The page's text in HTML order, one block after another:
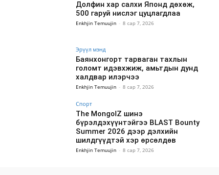
Долфин хар салхи Японд дөхөж,
500 гаруй нислэг цуцлагдлаа
Enkhjin Temuujin - 8 сар 7, 2026
Эрүүл мэнд
Баянхонгорт тарваган тахлын
голомт идэвхжиж, амьтдын дунд
халдвар илэрчээ
Enkhjin Temuujin - 8 сар 7, 2026
Спорт
The MongolZ шинэ
бүрэлдэхүүнтэйгээ BLAST Bounty
Summer 2026 дээр дэлхийн
шилдгүүдтэй хэр өрсөлдөв
Enkhjin Temuujin - 8 сар 7, 2026